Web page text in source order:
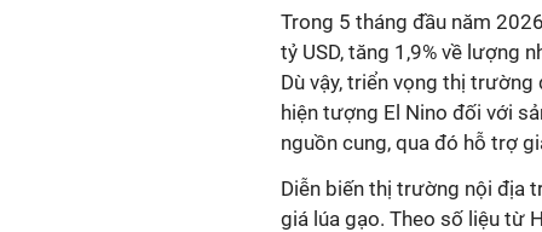
Trong 5 tháng đầu năm
tỷ USD, tăng 1,9% về lượng
Dù vậy, triển vọng thị
hiện tượng El Nino đối với
nguồn cung, qua đó hỗ trợ
Diễn biến thị trường nội địa
giá lúa gạo. Theo số liệu từ